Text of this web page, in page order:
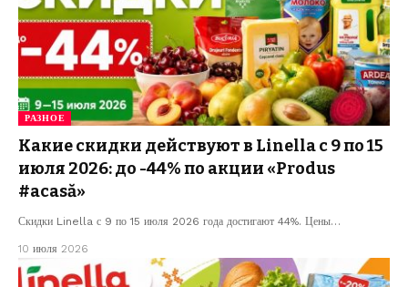
РАЗНОЕ
Какие скидки действуют в Linella с 9 по 15
июля 2026: до -44% по акции «Produs
#acasă»
Скидки Linella с 9 по 15 июля 2026 года достигают 44%. Цены…
10 июля 2026